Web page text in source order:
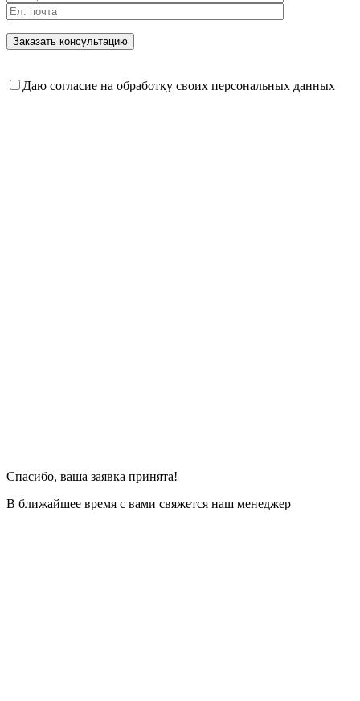
Даю согласие на обработку своих персональных данных
Спасибо, ваша заявка принята!
В ближайшее время с вами свяжется наш менеджер